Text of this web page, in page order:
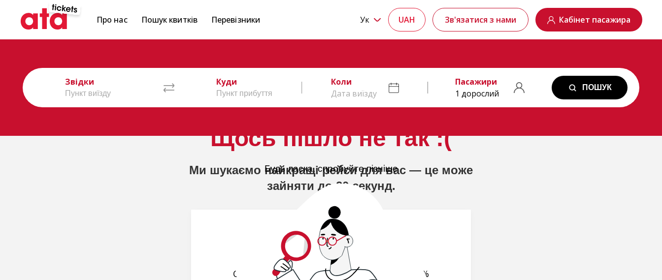
Щось пішло не так :(
Будь ласка, спробуйте пізніше
Про нас Пошук квитків Перевізники Ук UAH Зв'язатися з нами Кабінет пасажира
Звідки Куди
Коли
Дата виїзду
Пасажири
1 дорослий
ПОШУК
Ми шукаємо найкращі рейси для вас — це може
зайняти до 20 секунд.
Обробляємо ваш запит.. 19%